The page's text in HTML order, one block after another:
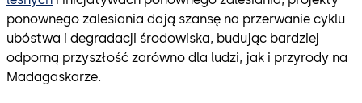
ponownego zalesiania dają szansę na przerwanie cyklu
ubóstwa i degradacji środowiska, budując bardziej
odporną przyszłość zarówno dla ludzi, jak i przyrody na
Madagaskarze.